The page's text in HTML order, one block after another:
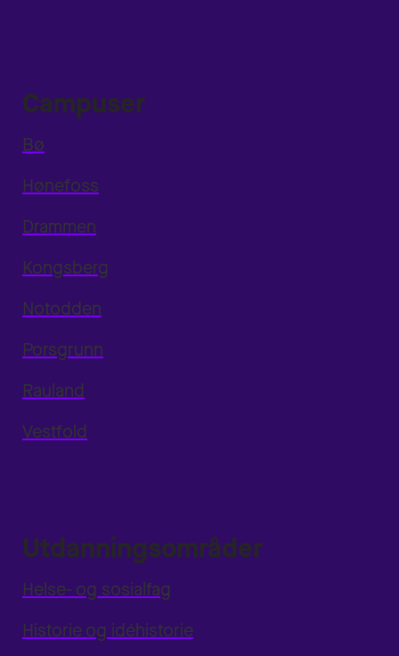
Campuser
Bø
Hønefoss
Drammen
Kongsberg
Notodden
Porsgrunn
Rauland
Vestfold
Utdanningsområder
Helse- og sosialfag
Historie og idéhistorie